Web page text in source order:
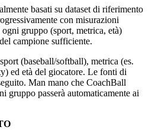
basati su dataset di riferimento
con misurazioni
gruppo (sport, metrica, età)
campione sufficiente.
(baseball/softball), metrica (es.
ed età del giocatore. Le fonti di
Man mano che CoachBall
gruppo passerà automaticamente ai